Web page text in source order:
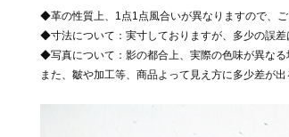
◆革の性質上、1点1点風合いが異なりますので、ご
◆寸法について：実寸しておりますが、多少の誤差
◆写真について：影の都合上、実際の色味が異なる
また、皺や加工等、商品よって見え方に多少差が